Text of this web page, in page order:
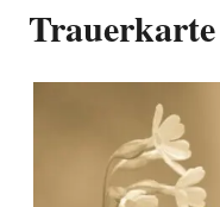
Trauerkarte